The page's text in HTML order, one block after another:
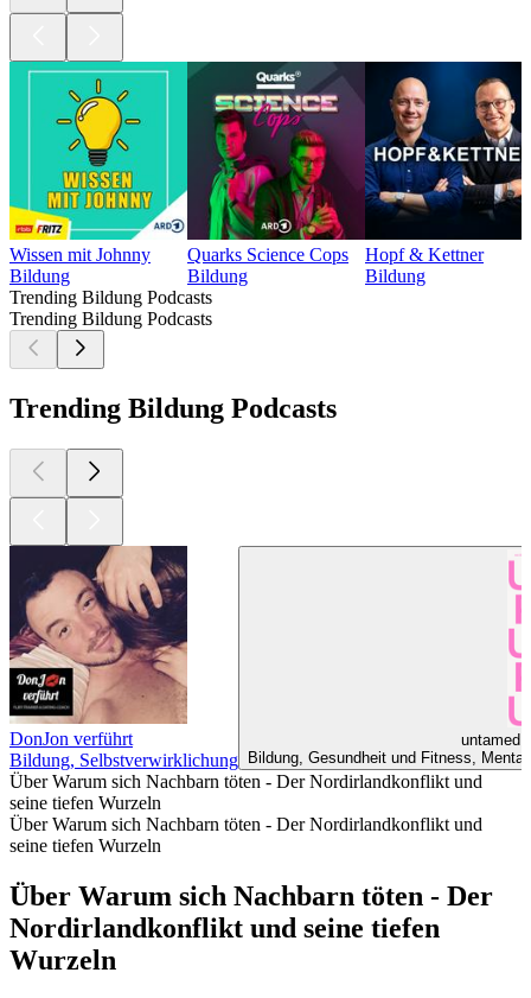
Wissen mit Johnny
Bildung
Quarks Science Cops
Bildung
Hopf & Kettner
Bildung
Trending Bildung Podcasts
Trending Bildung Podcasts
Trending Bildung Podcasts
DonJon verführt
Bildung, Selbstverwirklichung
untamed
Bildung, Gesundheit und Fitness,
Über Warum sich Nachbarn töten - Der Nordirlandkonflikt und
seine tiefen Wurzeln
Über Warum sich Nachbarn töten - Der Nordirlandkonflikt und
seine tiefen Wurzeln
Über Warum sich Nachbarn töten - Der
Nordirlandkonflikt und seine tiefen
Wurzeln